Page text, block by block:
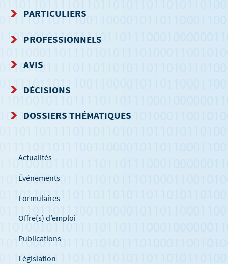
MENU
DE
NAVIGATION
PARTICULIERS
PROFESSIONNELS
AVIS
DÉCISIONS
DOSSIERS THÉMATIQUES
Actualités
Événements
Formulaires
Offre(s) d’emploi
Publications
Législation